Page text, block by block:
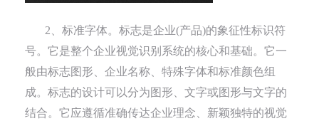
2、标准字体。标志是企业(产品)的象征性标识符
号。它是整个企业视觉识别系统的核心和基础。它一
般由标志图形、企业名称、特殊字体和标准颜色组
成。标志的设计可以分为图形、文字或图形与文字的
结合。它应遵循准确传达企业理念、新颖独特的视觉